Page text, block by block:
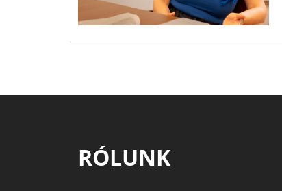
RÓLUNK